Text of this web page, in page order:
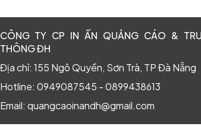
CÔNG TY CP IN ẤN QUẢNG CÁO &
THÔNG ĐH
Địa chỉ: 155 Ngô Quyền, Sơn Trà, TP Đà Nẵng
Hotline: 0949087545 -0899438613
Email: quangcaoinandh@gmail.com